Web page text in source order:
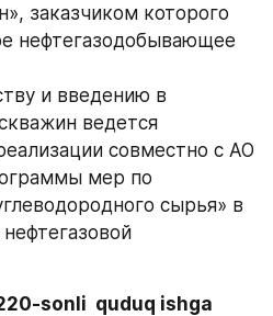
заказчиком которого
нефтегазодобывающее
и введению в
ведется
совместно с АО
мер по
сырья» в
sonli  quduq ishga